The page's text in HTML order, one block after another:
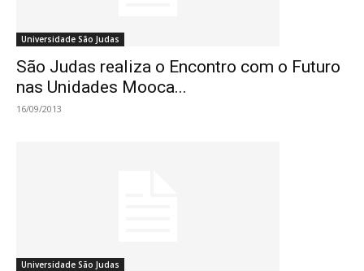
Universidade São Judas
São Judas realiza o Encontro com o Futuro
nas Unidades Mooca...
16/09/2013
Universidade São Judas